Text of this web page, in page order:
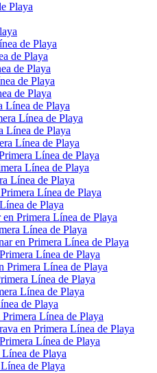
Playa
de Playa
de Playa
de Playa
de Playa
de Playa
Línea de Playa
Línea de Playa
Línea de Playa
Línea de Playa
Línea de Playa
Línea de Playa
Línea de Playa
Línea de Playa
de Playa
Primera Línea de Playa
Línea de Playa
en Primera Línea de Playa
Línea de Playa
Primera Línea de Playa
Línea de Playa
Línea de Playa
de Playa
Línea de Playa
en Primera Línea de Playa
Línea de Playa
de Playa
de Playa